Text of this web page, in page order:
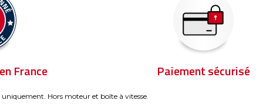
France Paiement sécurisé
Hors moteur et boîte à vitesse.